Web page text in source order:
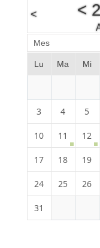
< <
Mes
Lu Ma Mi
3 4 5
10 11 12
17 18 19
24 25 26
31